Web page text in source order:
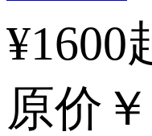
¥1600
原价